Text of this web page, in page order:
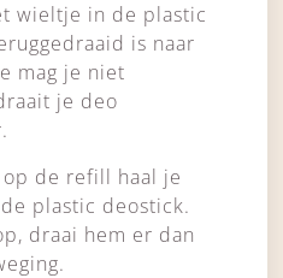
wieltje in de plastic
is naar
mag je niet
je deo
de refill haal je
plastic deostick.
draai hem er dan